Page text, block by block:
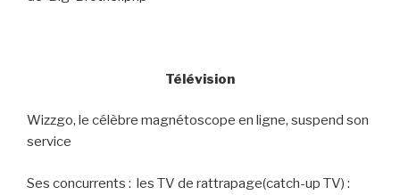
Télévision
Wizzgo, le célèbre magnétoscope en ligne, suspend son
service
Ses concurrents : les TV de rattrapage(catch-up TV) :